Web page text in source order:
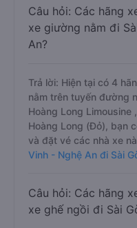
Câu hỏi: Các hãng
xe giường nằm đi
An?
Trả lời: Hiện tại có 4
nằm trên tuyến đường
Hoàng Long Limousine
Hoàng Long (Đỏ), bạn
và đặt vé các nhà xe
Vinh - Nghệ An đi Sài
Câu hỏi: Các hãng
xe ghế ngồi đi Sài